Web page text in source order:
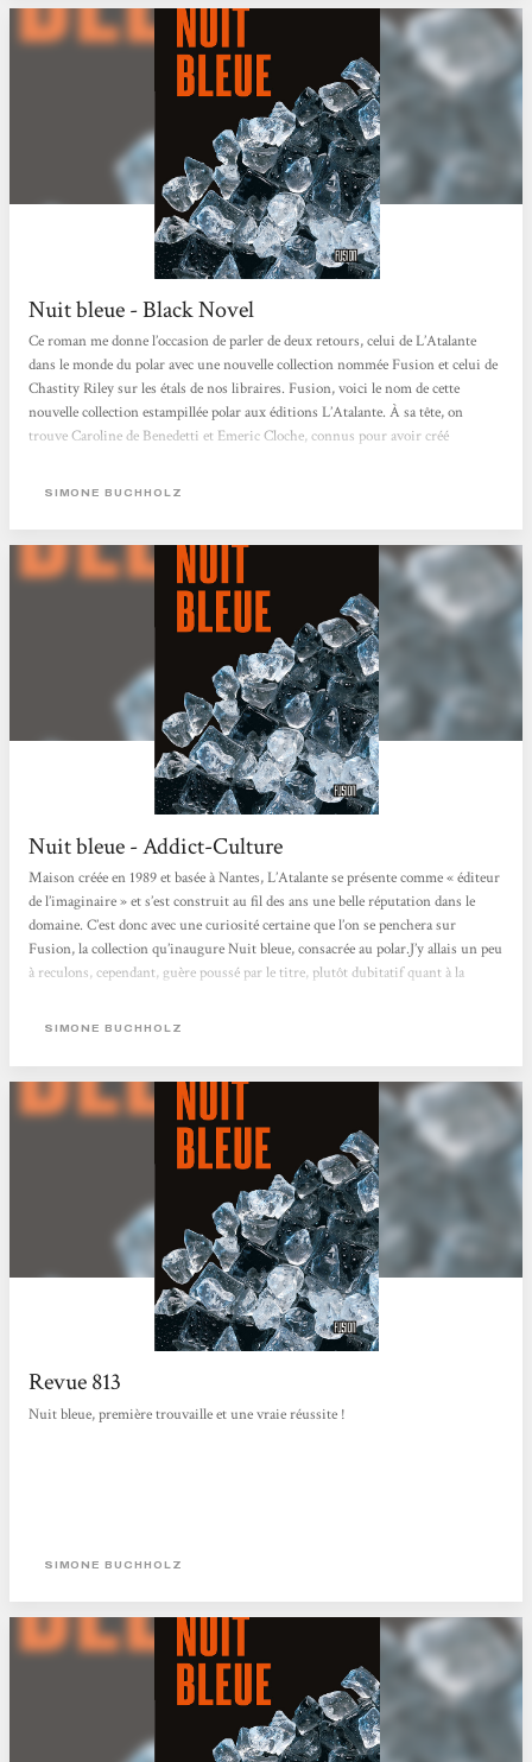
Nuit bleue - Black Novel
Ce roman me donne l’occasion de parler de deux retours, celui de L’Atalante
dans le monde du polar avec une nouvelle collection nommée Fusion et celui de
Chastity Riley sur les étals de nos libraires. Fusion, voici le nom de cette
nouvelle collection estampillée polar aux éditions L’Atalante. À sa tête, on
trouve Caroline de Benedetti et Emeric Cloche, connus pour avoir créé
trimestrielle L’indic, une véritable source de savoir du polar. Chastity Riley a
SIMONE BUCHHOLZ
Nuit bleue - Addict-Culture
Maison créée en 1989 et basée à Nantes, L’Atalante se présente comme « éditeur
de l’imaginaire » et s’est construit au fil des ans une belle réputation dans le
domaine. C’est donc avec une curiosité certaine que l’on se penchera sur
Fusion, la collection qu’inaugure Nuit bleue, consacrée au polar.J’y allais un peu
à reculons, cependant, guère poussé par le titre, plutôt dubitatif quant à la
s’imposant à mon esprit...
SIMONE BUCHHOLZ
Revue 813
Nuit bleue, première trouvaille et une vraie réussite !
SIMONE BUCHHOLZ